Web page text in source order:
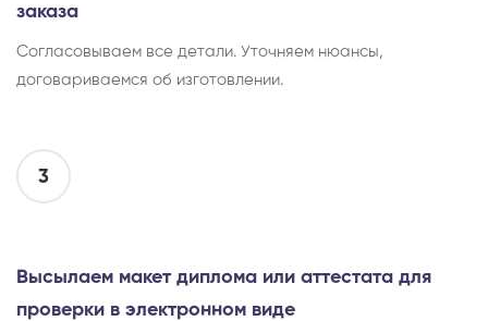
заказа
Согласовываем все детали. Уточняем нюансы,
договариваемся об изготовлении.
3
Высылаем макет диплома или аттестата для
проверки в электронном виде